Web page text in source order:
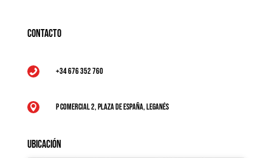
Contacto
 +34 676 352 760
 P Comercial 2, Plaza de España, Leganés
Ubicación